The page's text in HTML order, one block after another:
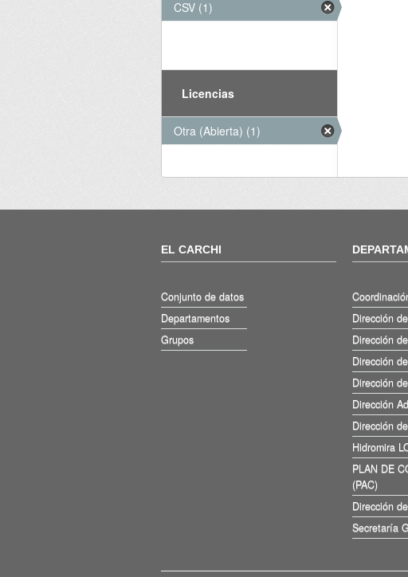
CSV (1)
Licencias
Otra (Abierta) (1)
EL CARCHI
Conjunto de datos
Departamentos
Grupos
Dirección
Dirección
Dirección
Dirección
Dirección
Dirección
Hidromira
PLAN DE
(PAC)
Dirección
Secretaría